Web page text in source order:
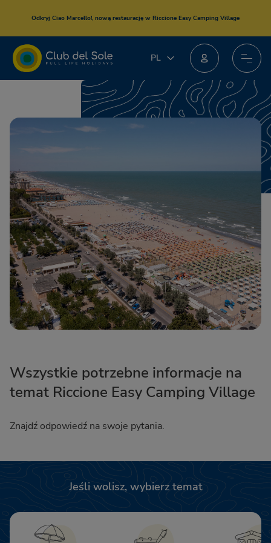
Odkryj Ciao Marcello!, nową restaurację w Riccione Easy Camping Village
PL
DE
Wszystkie potrzebne informacje na
temat Riccione Easy Camping Village
Znajdź odpowiedź na swoje pytania.
Jeśli wolisz, wybierz temat